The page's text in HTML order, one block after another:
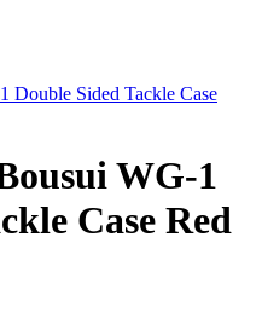
Double Sided Tackle Case
WG-1
Case Red